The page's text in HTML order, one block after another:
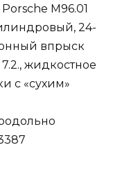
M96.01
24-
впрыск
жидкостное
с «сухим»